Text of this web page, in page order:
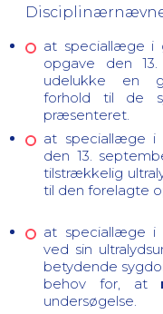
at speciallæge i
opgave den
udelukke en
forhold til de
præsenteret.
at speciallæge
den 13.
tilstrækkelig
til den forelagte
at speciallæge i
ved sin
betydende
behov for, at
undersøgelse.